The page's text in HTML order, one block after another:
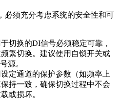
必须充分考虑系统的安全性和可
于切换的DI信号必须稳定可靠，
繁切换。建议使用自锁开关或
源。
设定通道的保护参数（如频率上
持一致，确保切换过程中不会
或损坏。